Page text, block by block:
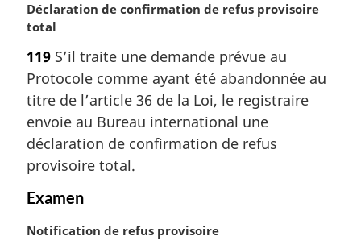
N
o
e
m
a
r
i
n
l
:
Déclaration de confirmation de refus provisoire
total
119 S’il traite une demande prévue au
Protocole comme ayant été abandonnée au
titre de l’article 36 de la Loi, le registraire
envoie au Bureau international une
déclaration de confirmation de refus
provisoire total.
Examen
N
Notification de refus provisoire